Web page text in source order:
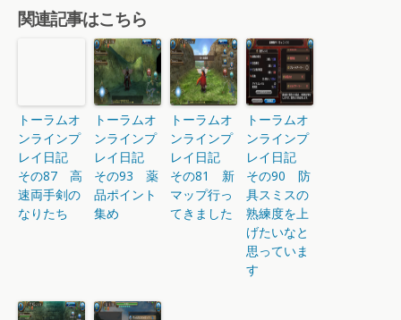
関連記事はこちら
トーラムオ
ンラインプ
レイ日記
その87 高
速両手剣の
なりたち
トーラムオ
ンラインプ
レイ日記
その93 薬
品ポイント
集め
トーラムオ
ンラインプ
レイ日記
その81 新
マップ行っ
てきました
トーラムオ
ンラインプ
レイ日記
その90 防
具スミスの
熟練度を上
げたいなと
思っていま
す